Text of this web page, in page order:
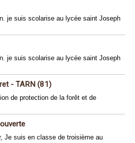
je suis scolarise au lycée saint Joseph
je suis scolarise au lycée saint Joseph
- TARN (81)
de protection de la forêt et de
Je suis en classe de troisième au